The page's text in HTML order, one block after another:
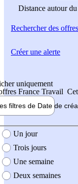
Distance autour
Rechercherdes offres
uniquement
France Travail
filtres de Date de
création de l'offre
Un jour
Trois jours
Une semaine
Deux semaines
Créer une alerte